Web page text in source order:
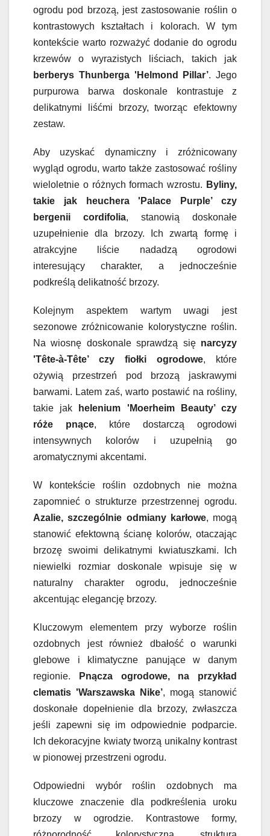
ogrodu pod brzozą, jest zastosowanie roślin o
kontrastowych kształtach i kolorach. W tym
kontekście warto rozważyć dodanie do ogrodu
krzewów o wyrazistych liściach, takich jak
berberys Thunberga 'Helmond Pillar’. Jego
purpurowa barwa doskonale kontrastuje z
delikatnymi liśćmi brzozy, tworząc efektowny
zestaw.
Aby uzyskać dynamiczny i zróżnicowany
wygląd ogrodu, warto także zastosować rośliny
wieloletnie o różnych formach wzrostu. Byliny,
takie jak heuchera 'Palace Purple’ czy
bergenii cordifolia, stanowią doskonałe
uzupełnienie dla brzozy. Ich zwartą formę i
atrakcyjne liście nadadzą ogrodowi
interesujący charakter, a jednocześnie
podkreślą delikatność brzozy.
Kolejnym aspektem wartym uwagi jest
sezonowe zróżnicowanie kolorystyczne roślin.
Na wiosnę doskonale sprawdzą się narcyzy
'Tête-à-Tête’ czy fiołki ogrodowe, które
ożywią przestrzeń pod brzozą jaskrawymi
barwami. Latem zaś, warto postawić na rośliny,
takie jak
helenium 'Moerheim Beauty’ czy
róże pnące, które dostarczą ogrodowi
intensywnych kolorów i uzupełnią go
aromatycznymi akcentami.
W kontekście roślin ozdobnych nie można
zapomnieć o strukturze przestrzennej ogrodu.
Azalie, szczególnie odmiany karłowe, mogą
stanowić efektowną ścianę kolorów, otaczając
brzozę swoimi delikatnymi kwiatuszkami. Ich
niewielki rozmiar doskonale wpisuje się w
naturalny charakter ogrodu, jednocześnie
akcentując elegancję brzozy.
Kluczowym elementem przy wyborze roślin
ozdobnych jest również dbałość o warunki
glebowe i klimatyczne panujące w danym
regionie.
Pnącza ogrodowe, na przykład
clematis 'Warszawska Nike’, mogą stanowić
doskonałe dopełnienie dla brzozy, zwłaszcza
jeśli zapewni się im odpowiednie podparcie.
Ich dekoracyjne kwiaty tworzą unikalny kontrast
w pionowej przestrzeni ogrodu.
Odpowiedni wybór roślin ozdobnych ma
kluczowe znaczenie dla podkreślenia uroku
brzozy w ogrodzie. Kontrastowe formy,